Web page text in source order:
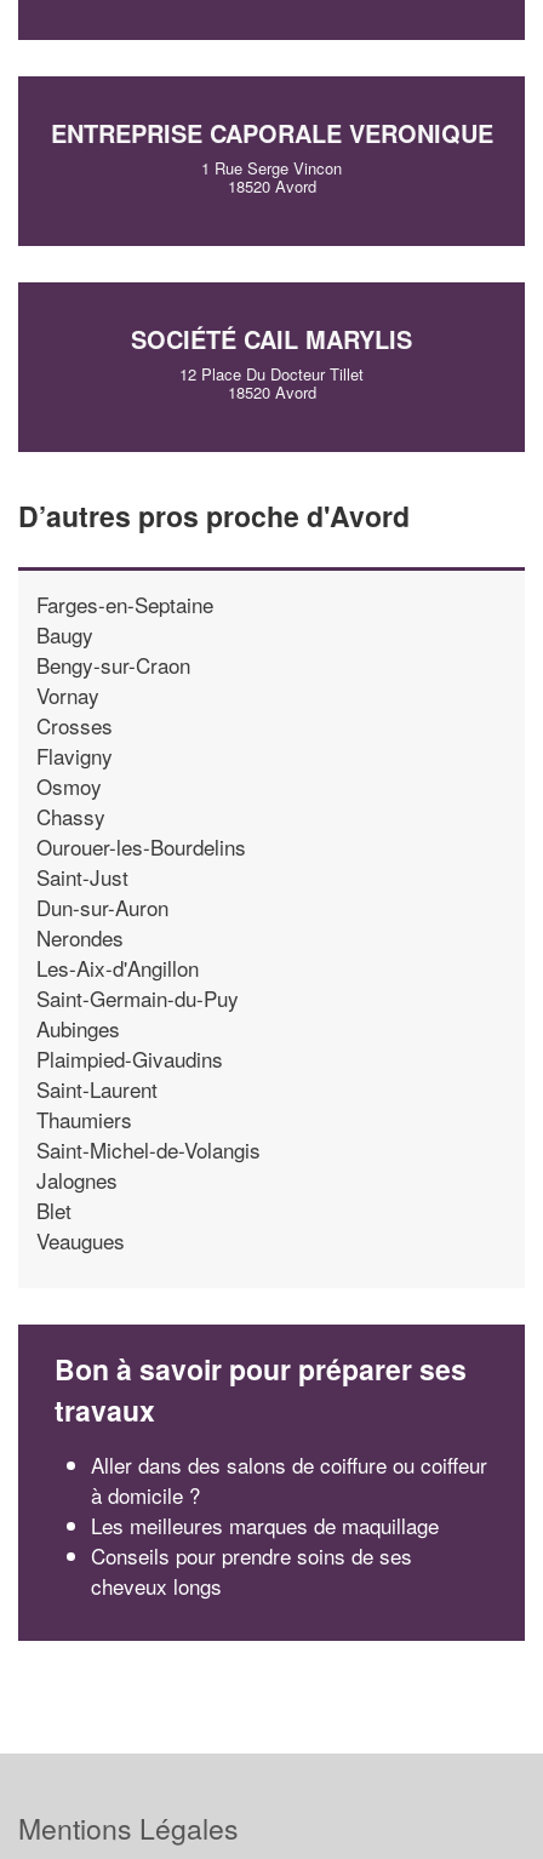
ENTREPRISE CAPORALE VERONIQUE
1 Rue Serge Vincon
18520 Avord
SOCIÉTÉ CAIL MARYLIS
12 Place Du Docteur Tillet
18520 Avord
D’autres pros proche d'Avord
Farges-en-Septaine
Baugy
Bengy-sur-Craon
Vornay
Crosses
Flavigny
Osmoy
Chassy
Ourouer-les-Bourdelins
Saint-Just
Dun-sur-Auron
Nerondes
Les-Aix-d'Angillon
Saint-Germain-du-Puy
Aubinges
Plaimpied-Givaudins
Saint-Laurent
Thaumiers
Saint-Michel-de-Volangis
Jalognes
Blet
Veaugues
Bon à savoir pour préparer ses
travaux
Aller dans des salons de coiffure ou coiffeur
à domicile ?
Les meilleures marques de maquillage
Conseils pour prendre soins de ses
cheveux longs
Mentions Légales